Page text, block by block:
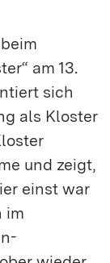
am 13.
sich
als Kloster
und zeigt,
einst war
im